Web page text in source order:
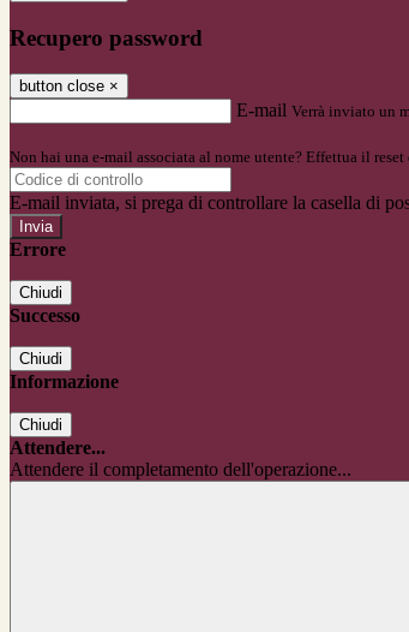
Recupero password
button close ×
E-mail Verrà inviato un
Non hai una e-mail associata al nome utente? Effettua il
E-mail inviata, si prega di controllare la casella di
Errore
Chiudi
Successo
Chiudi
Informazione
Chiudi
Attendere...
Attendere il completamento dell'operazione...